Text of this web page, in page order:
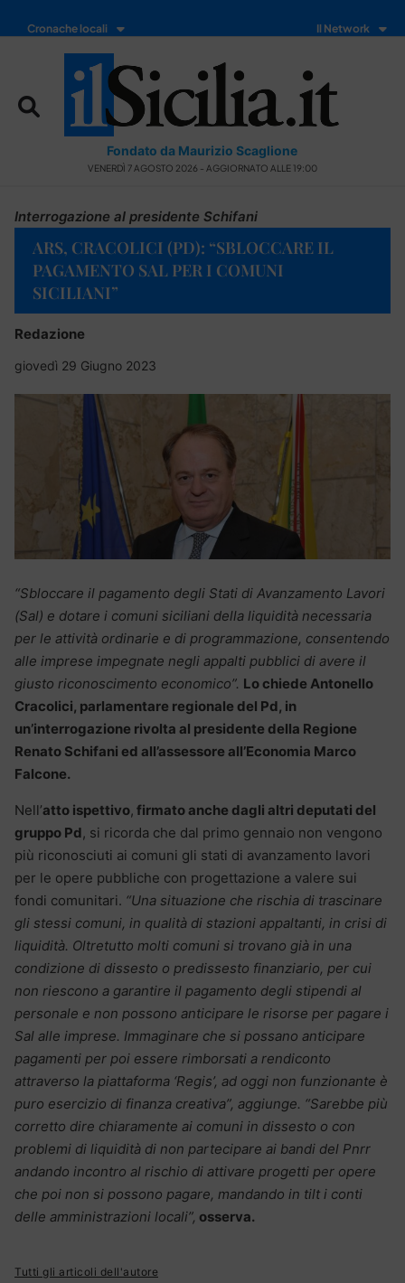
Cronache locali Il Network
Fondato da Maurizio Scaglione
VENERDÌ 7 AGOSTO 2026 - AGGIORNATO ALLE 19:00
Interrogazione al presidente Schifani
ARS, CRACOLICI (PD): “SBLOCCARE IL
PAGAMENTO SAL PER I COMUNI
SICILIANI”
Redazione
giovedì 29 Giugno 2023
“Sbloccare il pagamento degli Stati di Avanzamento Lavori
(Sal) e dotare i comuni siciliani della liquidità necessaria
per le attività ordinarie e di programmazione, consentendo
alle imprese impegnate negli appalti pubblici di avere il
giusto riconoscimento economico”. Lo chiede Antonello
Cracolici, parlamentare regionale del Pd, in
un’interrogazione rivolta al presidente della Regione
Renato Schifani ed all’assessore all’Economia Marco
Falcone.
Nell’atto ispettivo, firmato anche dagli altri deputati del
gruppo Pd, si ricorda che dal primo gennaio non vengono
più riconosciuti ai comuni gli stati di avanzamento lavori
per le opere pubbliche con progettazione a valere sui
fondi comunitari. “Una situazione che rischia di trascinare
gli stessi comuni, in qualità di stazioni appaltanti, in crisi di
liquidità. Oltretutto molti comuni si trovano già in una
condizione di dissesto o predissesto finanziario, per cui
non riescono a garantire il pagamento degli stipendi al
personale e non possono anticipare le risorse per pagare i
Sal alle imprese. Immaginare che si possano anticipare
pagamenti per poi essere rimborsati a rendiconto
attraverso la piattaforma ‘Regis’, ad oggi non funzionante è
puro esercizio di finanza creativa”, aggiunge. “Sarebbe più
corretto dire chiaramente ai comuni in dissesto o con
problemi di liquidità di non partecipare ai bandi del Pnrr
andando incontro al rischio di attivare progetti per opere
che poi non si possono pagare, mandando in tilt i conti
delle amministrazioni locali”, osserva.
Tutti gli articoli dell'autore